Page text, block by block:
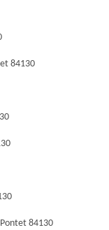
84130
84130